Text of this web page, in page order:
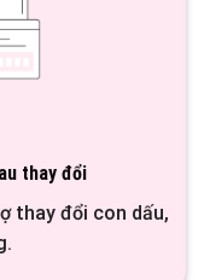
thay đổi
thay đổi con dấu,